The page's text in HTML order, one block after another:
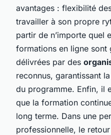
avantages : flexibilité
travailler à son propre
partir de n’importe quel
formations en ligne sont
délivrées par des
reconnus, garantissant
du programme. Enfin, il
que la formation
long terme. Dans une
professionnelle, le